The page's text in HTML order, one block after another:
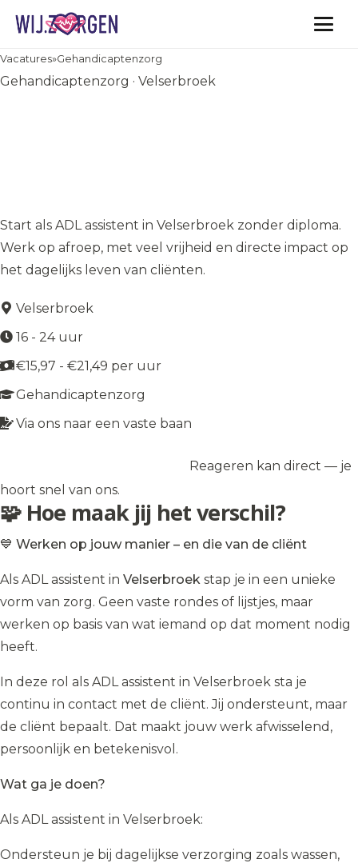
Vacatures»Gehandicaptenzorg
Gehandicaptenzorg · Velserbroek
Start als ADL assistent in Velserbroek zonder diploma.
Werk op afroep, met veel vrijheid en directe impact op
het dagelijks leven van cliënten.
Velserbroek
16 - 24 uur
€15,97 - €21,49 per uur
Gehandicaptenzorg
Via ons naar een vaste baan
Reageren kan direct — je
hoort snel van ons.
🧩 Hoe maak jij het verschil?
💙 Werken op jouw manier – en die van de cliënt
Als ADL assistent in Velserbroek stap je in een unieke
vorm van zorg. Geen vaste rondes of lijstjes, maar
werken op basis van wat iemand op dat moment nodig
heeft.
In deze rol als ADL assistent in Velserbroek sta je
continu in contact met de cliënt. Jij ondersteunt, maar
de cliënt bepaalt. Dat maakt jouw werk afwisselend,
persoonlijk en betekenisvol.
Wat ga je doen?
Als ADL assistent in Velserbroek:
Ondersteun je bij dagelijkse verzorging zoals wassen,